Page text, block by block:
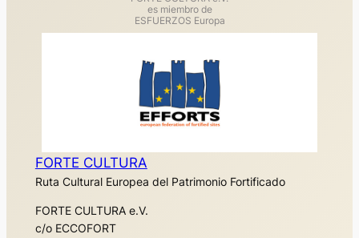
es miembro de
ESFUERZOS Europa
FORTE CULTURA
Ruta Cultural Europea del Patrimonio Fortificado
FORTE CULTURA e.V.
c/o ECCOFORT